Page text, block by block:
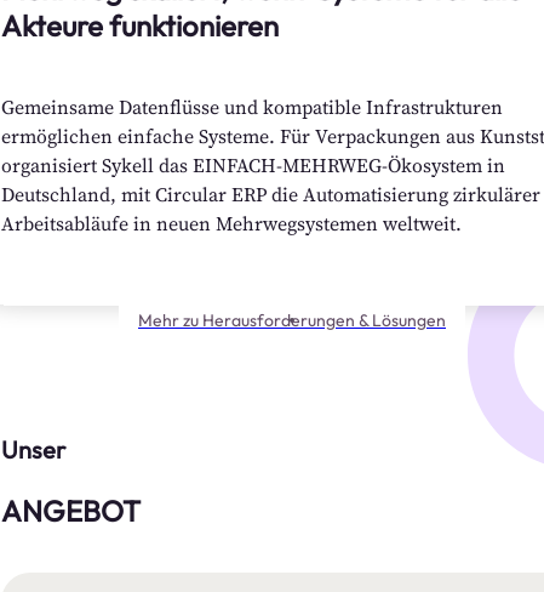
Akteure funktionieren
Gemeinsame Datenflüsse und kompatible Infrastrukturen
ermöglichen einfache Systeme. Für Verpackungen aus
organisiert Sykell das EINFACH-MEHRWEG-Ökosystem in
Deutschland, mit Circular ERP die Automatisierung zirkulärer
Arbeitsabläufe in neuen Mehrwegsystemen weltweit.
Mehr zu Herausforderungen & Lösungen
Unser
ANGEBOT